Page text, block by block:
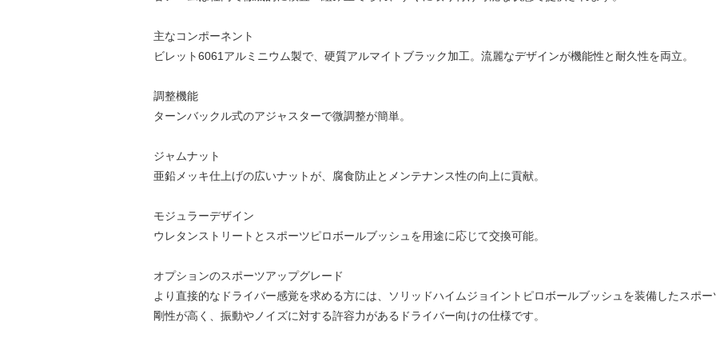
主なコンポーネント
ビレット6061アルミニウム製で、硬質アルマイトブラック加工。流麗なデザインが機能性と耐久性を両立。
調整機能
ターンバックル式のアジャスターで微調整が簡単。
ジャムナット
亜鉛メッキ仕上げの広いナットが、腐食防止とメンテナンス性の向上に貢献。
モジュラーデザイン
ウレタンストリートとスポーツピロボールブッシュを用途に応じて交換可能。
オプションのスポーツアップグレード
より直接的なドライバー感覚を求める方には、ソリッドハイムジョイントピロボールブッシュを装備したスポー
剛性が高く、振動やノイズに対する許容力があるドライバー向けの仕様です。